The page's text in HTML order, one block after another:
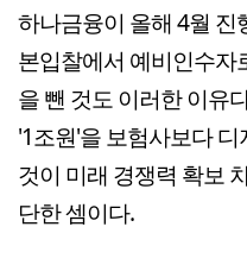
하나금융이 올해 4월
본입찰에서 예비인수자
을 뺀 것도 이러한 이유
'1조원'을 보험사보다
것이 미래 경쟁력 확보
단한 셈이다.